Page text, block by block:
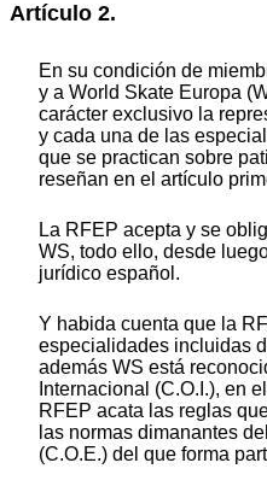
Artículo 2.
En su condición de
y a World Skate Europa
carácter exclusivo la
y cada una de las
que se practican sobre
reseñan en el artículo
La RFEP acepta y se
WS, todo ello, desde
jurídico español.
Y habida cuenta que la
especialidades incluidas
además WS está
Internacional (C.O.I.), en
RFEP acata las reglas
las normas dimanantes
(C.O.E.) del que forma